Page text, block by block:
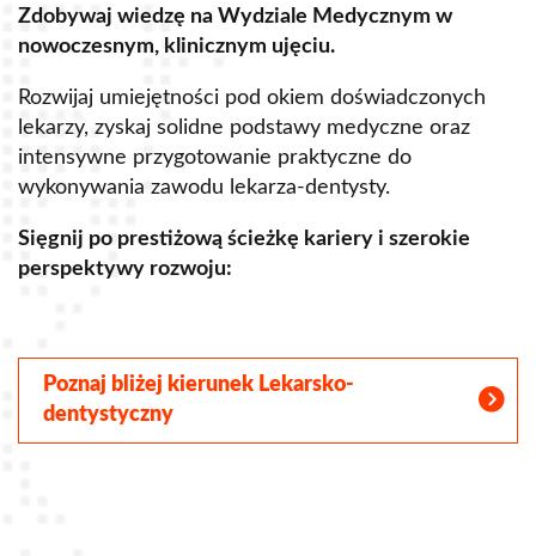
Zdobywaj wiedzę na Wydziale Medycznym w
nowoczesnym, klinicznym ujęciu.
Rozwijaj umiejętności pod okiem doświadczonych
lekarzy, zyskaj solidne podstawy medyczne oraz
intensywne przygotowanie praktyczne do
wykonywania zawodu lekarza-dentysty.
Sięgnij po prestiżową ścieżkę kariery i szerokie
perspektywy rozwoju:
Poznaj bliżej kierunek Lekarsko-
dentystyczny